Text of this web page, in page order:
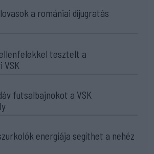
a romániai díjugratás
tesztelt a
VSK
futsalbajnokot a VSK
energiája segíthet a nehéz